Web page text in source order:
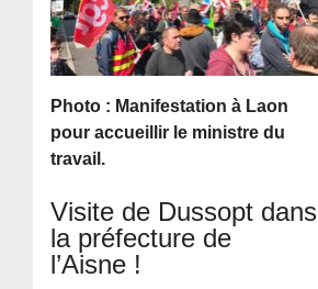
Photo : Manifestation à Laon
pour accueillir le ministre du
travail.
Visite de Dussopt dans
la préfecture de
l’Aisne !